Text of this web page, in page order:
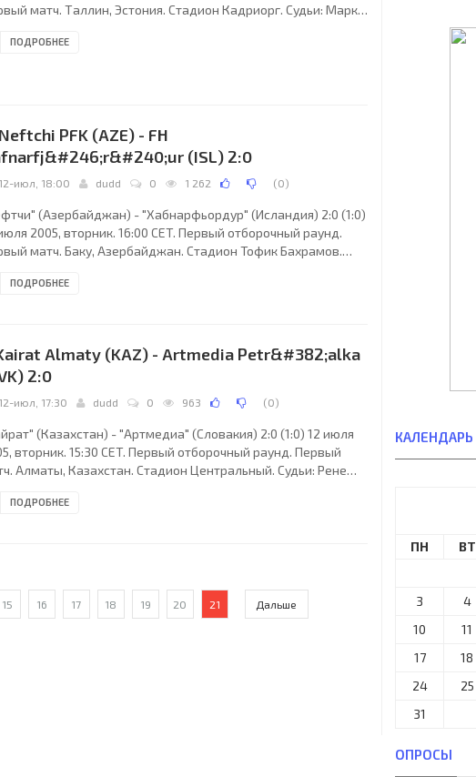
матч. Таллин, Эстония. Стадион Кадриорг. Судьи: Марк
Дерек Мерс (Северная Ирландия). Резервный: Кен
ПОДРОБНЕЕ
PFK (AZE) - FH
(ISL) 2:0
12-июл, 18:00 dudd 0 1 262 (0)
(Азербайджан) - "Хабнарфьордур" (Исландия) 2:0 (1:0)
2005, вторник. 16:00 CET. Первый отборочный раунд.
матч. Баку, Азербайджан. Стадион Тофик Бахрамов.
Вольф (Хорватия). Резервный: Иван Новак (Хорватия).
Набиев, Заур Тагизаде, Дарко
ПОДРОБНЕЕ
Almaty (KAZ) - Artmedia Petr&#382;alka
2:0
12-июл, 17:30 dudd 0 963 (0)
(Казахстан) - "Артмедиа" (Словакия) 2:0 (1:0) 12 июля
вторник. 15:30 CET. Первый отборочный раунд. Первый
Алматы, Казахстан. Стадион Центральный. Судьи: Рене
(Швейцария). Резервный: Саша Кевер (Швейцария).
ПОДРОБНЕЕ
15 16 17 18 19 20 21 Дальше
КАЛЕНДАРЬ
ПН ВТ
3
4
10
11
17
18
24
25
31
ОПРОСЫ